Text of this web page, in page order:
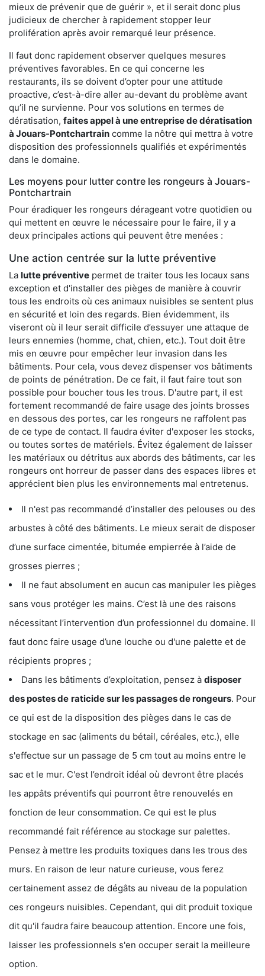
mieux de prévenir que de guérir », et il serait donc plus
judicieux de chercher à rapidement stopper leur
prolifération après avoir remarqué leur présence.
Il faut donc rapidement observer quelques mesures
préventives favorables. En ce qui concerne les
restaurants, ils se doivent d’opter pour une attitude
proactive, c’est-à-dire aller au-devant du problème avant
qu’il ne survienne. Pour vos solutions en termes de
dératisation, faites appel à une entreprise de dératisation
à Jouars-Pontchartrain comme la nôtre qui mettra à votre
disposition des professionnels qualifiés et expérimentés
dans le domaine.
Les moyens pour lutter contre les rongeurs à Jouars-
Pontchartrain
Pour éradiquer les rongeurs dérageant votre quotidien ou
qui mettent en œuvre le nécessaire pour le faire, il y a
deux principales actions qui peuvent être menées :
Une action centrée sur la lutte préventive
La lutte préventive permet de traiter tous les locaux sans
exception et d'installer des pièges de manière à couvrir
tous les endroits où ces animaux nuisibles se sentent plus
en sécurité et loin des regards. Bien évidemment, ils
viseront où il leur serait difficile d’essuyer une attaque de
leurs ennemies (homme, chat, chien, etc.). Tout doit être
mis en œuvre pour empêcher leur invasion dans les
bâtiments. Pour cela, vous devez dispenser vos bâtiments
de points de pénétration. De ce fait, il faut faire tout son
possible pour boucher tous les trous. D'autre part, il est
fortement recommandé de faire usage des joints brosses
en dessous des portes, car les rongeurs ne raffolent pas
de ce type de contact. Il faudra éviter d'exposer les stocks,
ou toutes sortes de matériels. Évitez également de laisser
les matériaux ou détritus aux abords des bâtiments, car les
rongeurs ont horreur de passer dans des espaces libres et
apprécient bien plus les environnements mal entretenus.
Il n'est pas recommandé d’installer des pelouses ou des
arbustes à côté des bâtiments. Le mieux serait de disposer
d’une surface cimentée, bitumée empierrée à l’aide de
grosses pierres ;
Il ne faut absolument en aucun cas manipuler les pièges
sans vous protéger les mains. C’est là une des raisons
nécessitant l’intervention d’un professionnel du domaine. Il
faut donc faire usage d’une louche ou d'une palette et de
récipients propres ;
Dans les bâtiments d’exploitation, pensez à disposer
des postes de raticide sur les passages de rongeurs. Pour
ce qui est de la disposition des pièges dans le cas de
stockage en sac (aliments du bétail, céréales, etc.), elle
s'effectue sur un passage de 5 cm tout au moins entre le
sac et le mur. C'est l’endroit idéal où devront être placés
les appâts préventifs qui pourront être renouvelés en
fonction de leur consommation. Ce qui est le plus
recommandé fait référence au stockage sur palettes.
Pensez à mettre les produits toxiques dans les trous des
murs. En raison de leur nature curieuse, vous ferez
certainement assez de dégâts au niveau de la population
ces rongeurs nuisibles. Cependant, qui dit produit toxique
dit qu'il faudra faire beaucoup attention. Encore une fois,
laisser les professionnels s'en occuper serait la meilleure
option.